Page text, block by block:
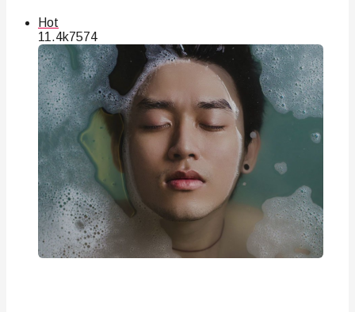
Hot
11.4k7574